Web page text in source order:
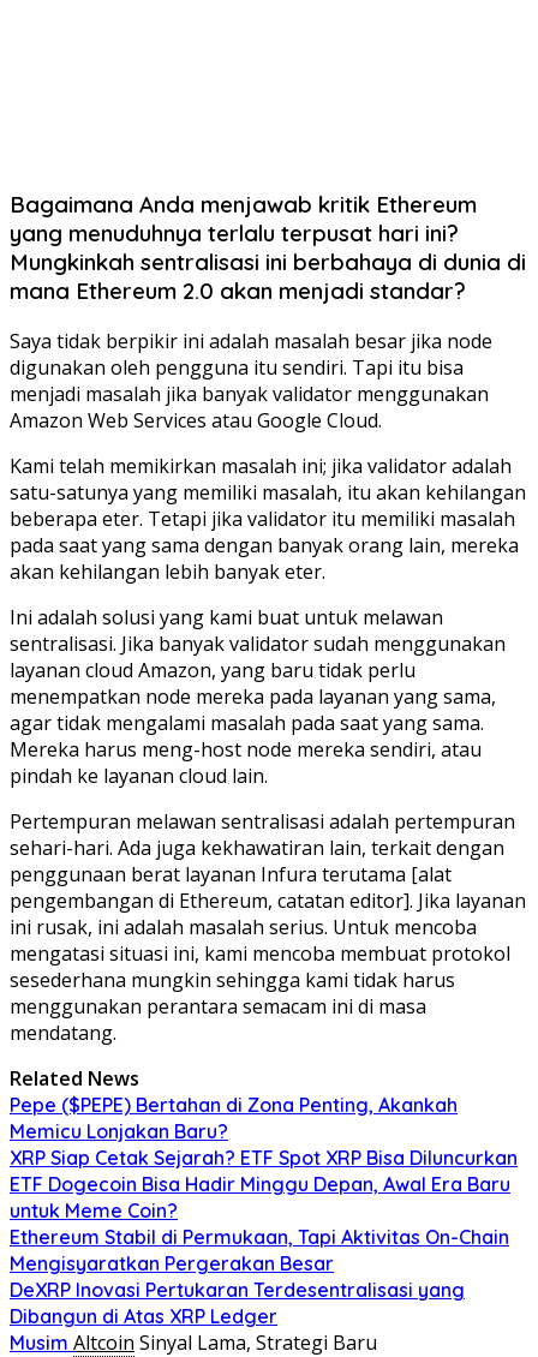
Bagaimana Anda menjawab kritik Ethereum
yang menuduhnya terlalu terpusat hari ini?
Mungkinkah sentralisasi ini berbahaya di dunia di
mana Ethereum 2.0 akan menjadi standar?
Saya tidak berpikir ini adalah masalah besar jika node
digunakan oleh pengguna itu sendiri. Tapi itu bisa
menjadi masalah jika banyak validator menggunakan
Amazon Web Services atau Google Cloud.
Kami telah memikirkan masalah ini; jika validator adalah
satu-satunya yang memiliki masalah, itu akan kehilangan
beberapa eter. Tetapi jika validator itu memiliki masalah
pada saat yang sama dengan banyak orang lain, mereka
akan kehilangan lebih banyak eter.
Ini adalah solusi yang kami buat untuk melawan
sentralisasi. Jika banyak validator sudah menggunakan
layanan cloud Amazon, yang baru tidak perlu
menempatkan node mereka pada layanan yang sama,
agar tidak mengalami masalah pada saat yang sama.
Mereka harus meng-host node mereka sendiri, atau
pindah ke layanan cloud lain.
Pertempuran melawan sentralisasi adalah pertempuran
sehari-hari. Ada juga kekhawatiran lain, terkait dengan
penggunaan berat layanan Infura terutama [alat
pengembangan di Ethereum, catatan editor]. Jika layanan
ini rusak, ini adalah masalah serius. Untuk mencoba
mengatasi situasi ini, kami mencoba membuat protokol
sesederhana mungkin sehingga kami tidak harus
menggunakan perantara semacam ini di masa
mendatang.
Related News
Pepe ($PEPE) Bertahan di Zona Penting, Akankah
Memicu Lonjakan Baru?
XRP Siap Cetak Sejarah? ETF Spot XRP Bisa Diluncurkan
ETF Dogecoin Bisa Hadir Minggu Depan, Awal Era Baru
untuk Meme Coin?
Ethereum Stabil di Permukaan, Tapi Aktivitas On-Chain
Mengisyaratkan Pergerakan Besar
DeXRP Inovasi Pertukaran Terdesentralisasi yang
Dibangun di Atas XRP Ledger
Musim Altcoin Sinyal Lama, Strategi Baru